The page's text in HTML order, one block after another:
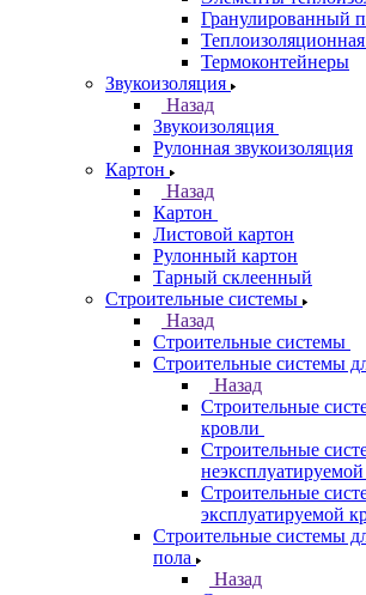
Гранулированный
Термоконтейнеры
Звукоизоляция
Назад
Звукоизоляция
Рулонная звукоизоляция
Картон
Назад
Картон
Листовой картон
Рулонный картон
Тарный склеенный
Строительные системы
Назад
Строительные системы
Строительные системы
Назад
Строительные
кровли
Строительные
Строительные
эксплуатируемой
Строительные системы
пола
Назад